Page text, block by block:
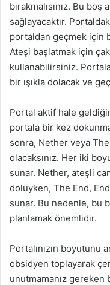
bırakmalısınız. Bu
sağlayacaktır.
portaldan geçmek için
Ateşi başlatmak için
kullanabilirsiniz.
bir ışıkla dolacak ve
Portal aktif hale
portala bir kez
sonra, Nether veya
olacaksınız. Her iki
sunar. Nether, ateşli
doluyken, The End,
sunar. Bu nedenle, bu
planlamak önemlidir.
Portalınızın boyutunu
obsidyen toplayarak
unutmamanız gereken